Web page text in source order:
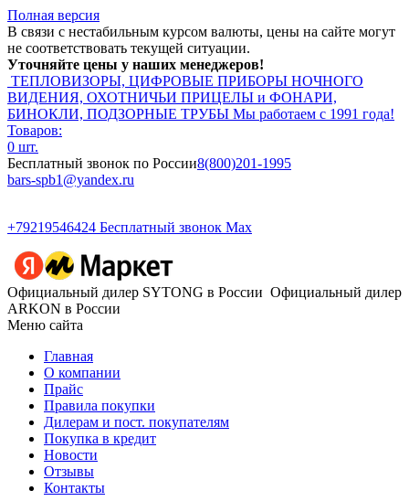
Полная версия
В связи с нестабильным курсом валюты, цены на сайте могут
не соответствовать текущей ситуации.
Уточняйте цены у наших менеджеров!
ТЕПЛОВИЗОРЫ, ЦИФРОВЫЕ ПРИБОРЫ НОЧНОГО
ВИДЕНИЯ, ОХОТНИЧЬИ ПРИЦЕЛЫ и ФОНАРИ,
БИНОКЛИ, ПОДЗОРНЫЕ ТРУБЫ Мы работаем с 1991 года!
Товаров:
0 шт.
Бесплатный звонок по России8(800)201-1995
bars-spb1@yandex.ru
+79219546424 Бесплатный звонок Max
Официальный дилер SYTONG в России Официальный дилер
ARKON в России
Меню сайта
Главная
О компании
Прайс
Правила покупки
Дилерам и пост. покупателям
Покупка в кредит
Новости
Отзывы
Контакты